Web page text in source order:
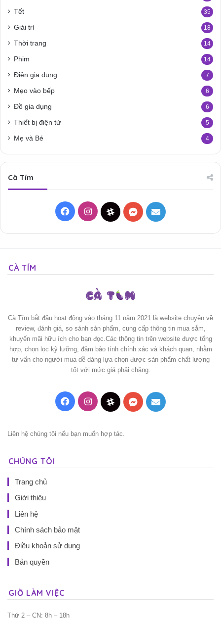
Tết 35
Giải trí 18
Thời trang 14
Phim 14
Điện gia dụng 7
Mẹo vào bếp 6
Đồ gia dụng 6
Thiết bị điện tử 5
Mẹ và Bé 4
Cà Tím
FacebookInstagramThreadsMessenger
Mail
CÀ TÍM
Cà Tím bắt đầu hoạt động vào tháng 11 năm 2021 là website chuyên về
review, đánh giá, so sánh sản phẩm, cung cấp thông tin mua sắm,
khuyến mãi hữu ích cho bạn đọc.Các thông tin trên website được tổng
hợp, chọn lọc kỹ lưỡng, đảm bảo tính chính xác và khách quan, nhằm
tư vấn cho người mua dễ dàng lựa chọn được sản phẩm chất lượng
tốt với mức giá phải chăng.
FacebookInstagramThreadsMessenger
Mail
Liên hệ chúng tôi nếu bạn muốn hợp tác.
CHÚNG TÔI
Trang chủ
Giới thiệu
Liên hệ
Chính sách bảo mật
Điều khoản sử dụng
Bản quyền
GIỜ LÀM VIỆC
Thứ 2 – CN: 8h – 18h